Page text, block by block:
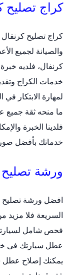
كراج تصليح
كراج تصليح كرنفال
والصيانة لجميع
كرنفال، فلديه
خدمات الكراج
لمهارة الابتكار في
ما منحه ثقة جميع
فلدينا الخبرة
خدماتك بأفضل
ورشة
افضل ورشة تصليح
السريعة فلا مزيد
فحص شامل
عطل سيارتك فى
يمكنك إصلاح عطل